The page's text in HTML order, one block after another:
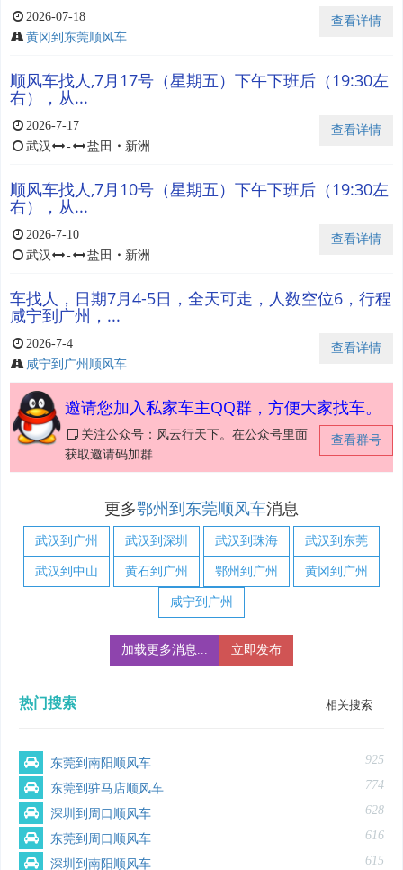
查看详情
2026-07-18
黄冈到东莞顺风车
顺风车找人,7月17号（星期五）下午下班后（19:30左
右），从...
查看详情
2026-7-17
武汉
- 盐田 ・ 新洲
顺风车找人,7月10号（星期五）下午下班后（19:30左
右），从...
查看详情
2026-7-10
武汉
- 盐田 ・ 新洲
车找人，日期7月4-5日，全天可走，人数空位6，行程
咸宁到广州，...
查看详情
2026-7-4
咸宁到广州顺风车
邀请您加入私家车主QQ群，方便大家找车。
查看群号
关注公众号：风云行天下。在公众号里面
获取邀请码加群
更多鄂州到东莞顺风车消息
武汉到广州 武汉到深圳 武汉到珠海 武汉到东莞
武汉到中山 黄石到广州 鄂州到广州 黄冈到广州
咸宁到广州
加载更多消息... 立即发布
热门搜索 相关搜索
东莞到南阳顺风车 925
东莞到驻马店顺风车 774
深圳到周口顺风车 628
东莞到周口顺风车 616
深圳到南阳顺风车 615